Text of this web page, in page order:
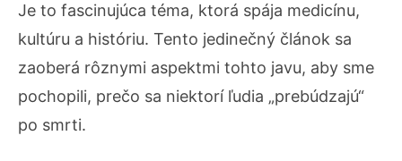
Je to fascinujúca téma, ktorá spája medicínu,
kultúru a históriu. Tento jedinečný článok sa
zaoberá rôznymi aspektmi tohto javu, aby sme
pochopili, prečo sa niektorí ľudia „prebúdzajú“
po smrti.